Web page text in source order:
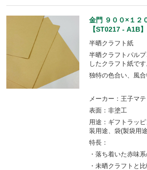
金門 ９００×１２
【ST0217 - A1B】
半晒クラフト紙
半晒クラフトパル
したクラフト紙です
独特の色合い、風合
メーカー：王子マ
表面：非塗工
用途：ギフトラッ
装用途、袋(製袋用
特長：
・落ち着いた赤味
・未晒クラフトと